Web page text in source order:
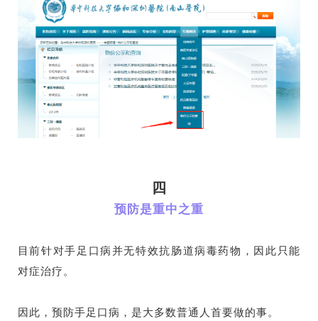
四
预防是重中之重
目前针对手足口病并无特效抗肠道病毒药物，因此只能
对症治疗。
因此，预防手足口病，是大多数普通人首要做的事。